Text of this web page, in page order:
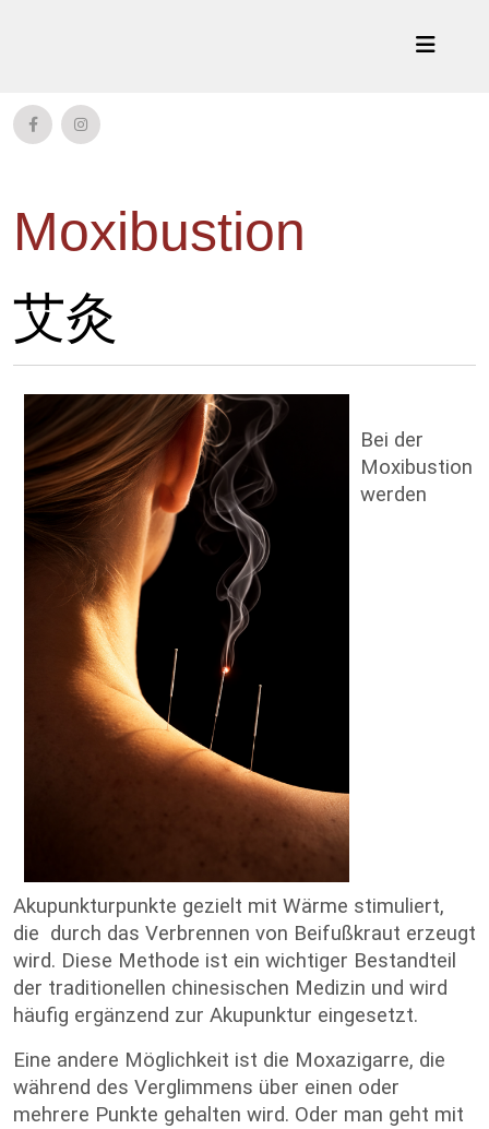
Moxibustion
艾灸
Bei der
Moxibustion
werden
Akupunkturpunkte gezielt mit Wärme stimuliert,
die durch das Verbrennen von Beifußkraut erzeugt
wird. Diese Methode ist ein wichtiger Bestandteil
der traditionellen chinesischen Medizin und wird
häufig ergänzend zur Akupunktur eingesetzt.
Eine andere Möglichkeit ist die Moxazigarre, die
während des Verglimmens über einen oder
mehrere Punkte gehalten wird. Oder man geht mit